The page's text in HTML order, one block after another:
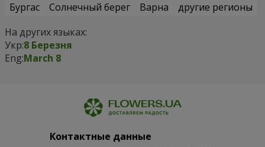
Бургас
Солнечный берег Варна
другие регионы
На других языках:
Укр:8 Березня
Eng:March 8
Контактные данные